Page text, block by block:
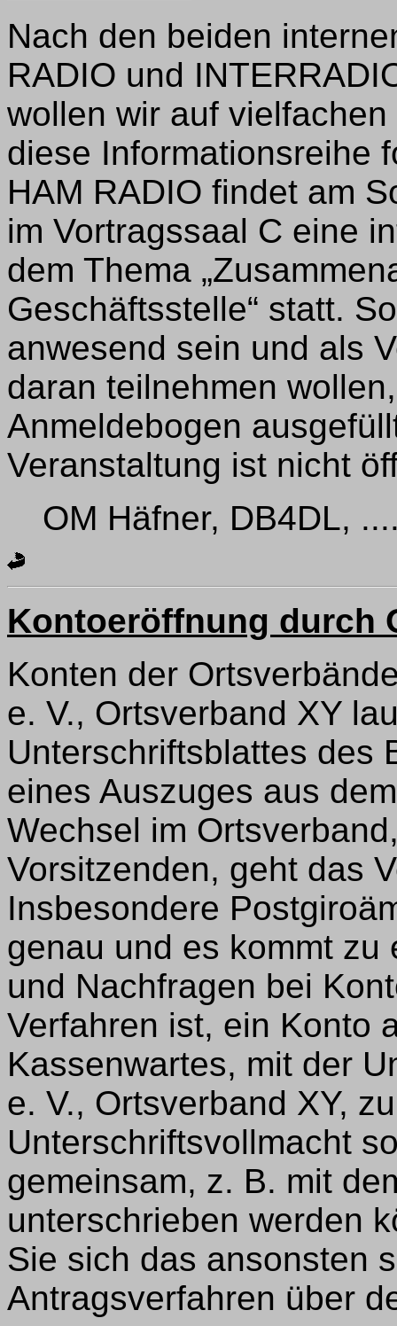
Nach den beiden
RADIO und
wollen wir auf
diese Informationsreihe
HAM RADIO findet am
im Vortragssaal C eine
dem Thema
Geschäftsstelle“ statt.
anwesend sein und als
daran teilnehmen
Anmeldebogen
Veranstaltung ist nicht
OM Häfner, DB4DL,
Kontoeröffnung durch
Konten der
e. V., Ortsverband XY
Unterschriftsblattes des
eines Auszuges aus
Wechsel im
Vorsitzenden, geht das
Insbesondere
genau und es kommt zu
und Nachfragen bei
Verfahren ist, ein Konto
Kassenwartes, mit der
e. V., Ortsverband XY,
Unterschriftsvollmacht
gemeinsam, z. B. mit
unterschrieben werden
Sie sich das ansonsten
Antragsverfahren über